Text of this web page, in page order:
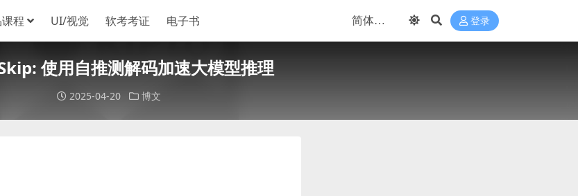
程 UI/视觉 软考考证 电子书 登录
使用自推测解码加速大模型推理
2025-04-20 博文